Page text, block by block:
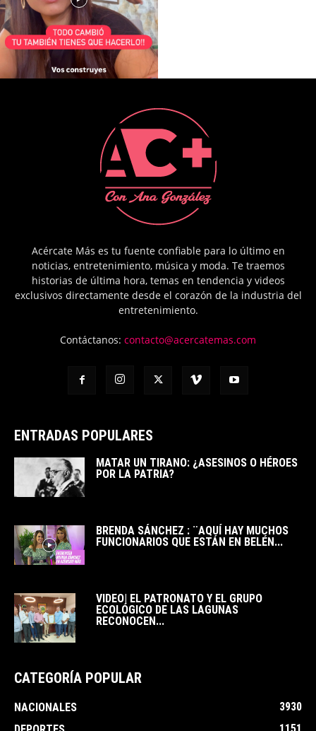
Acércate Más es tu fuente confiable para lo último en
noticias, entretenimiento, música y moda. Te traemos
historias de última hora, temas en tendencia y videos
exclusivos directamente desde el corazón de la industria del
entretenimiento.
Contáctanos: contacto@acercatemas.com
ENTRADAS POPULARES
MATAR UN TIRANO: ¿ASESINOS O HÉROES
POR LA PATRIA?
BRENDA SÁNCHEZ : ¨AQUÍ HAY MUCHOS
FUNCIONARIOS QUE ESTÁN EN BELÉN...
VIDEO| EL PATRONATO Y EL GRUPO
ECOLÓGICO DE LAS LAGUNAS
RECONOCEN...
CATEGORÍA POPULAR
NACIONALES
3930